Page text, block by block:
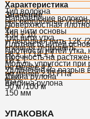
Характеристика
Значение
Тип волокна
высокопрочные
Направление волокон
0°
Поверхностная
230 ± 10
Тип нити основы
углеродная нить 12K /
Тип нити утка
клеевая термонить
Плотность нитей
28 ± 1 / 14 ± 1
Плотность нитей утка,
10 ± 1
Прочность на
не менее 4,5
Модуль упругости при
не менее 230 ГПа
Удлинение на разрыв
1,5%
Длина рулона
50 м /100 м
Ширина рулона
150 мм
УПАКОВКА